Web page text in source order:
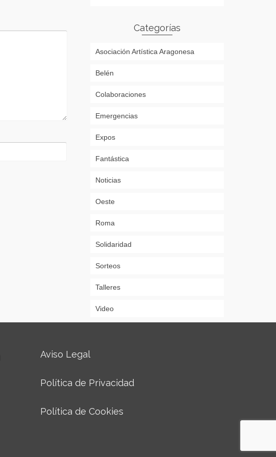
Categorías
Asociación Artística Aragonesa
Belén
Colaboraciones
Emergencias
Expos
Fantástica
Noticias
Oeste
Roma
Solidaridad
Sorteos
Talleres
Video
Aviso Legal
Política de Privacidad
Política de Cookies